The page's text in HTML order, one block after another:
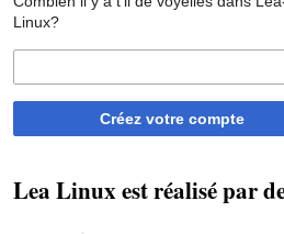
Linux?
Créez votre compte
Lea Linux est réalisé par